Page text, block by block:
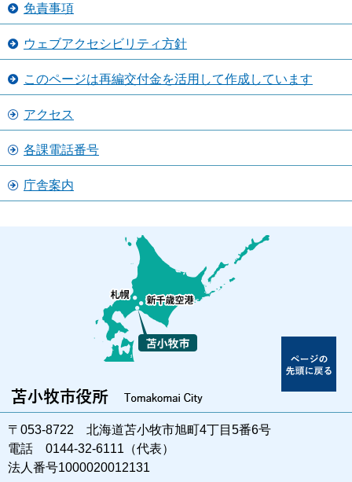
免責事項
ウェブアクセシビリティ方針
このページは再編交付金を活用して作成しています
アクセス
各課電話番号
庁舎案内
〒053-8722 北海道苫小牧市旭町4丁目5番6号
電話 0144-32-6111（代表）
法人番号1000020012131